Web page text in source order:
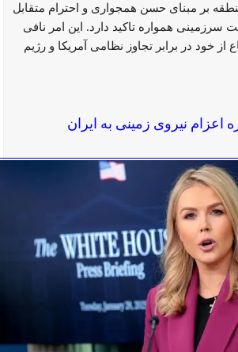
بر مبنای حسن همجواری و احترام متقابل
سرزمینی همواره تاکید دارد. این امر نافی
از خود در برابر تجاوز نظامی آمریکا و رژیم
اعزام نیروی زمینی به ایران